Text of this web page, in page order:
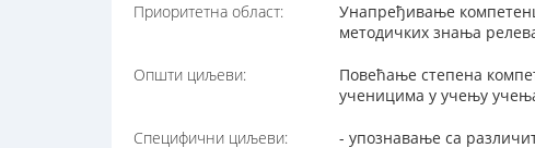
Приоритетна област:
Унапређивање
методичких знања
Општи циљеви:
Повећање степена
ученицима у учењу
Специфични циљеви:
- упознавање са